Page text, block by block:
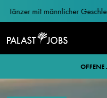
Tänzer mit männlicher
OFFENE